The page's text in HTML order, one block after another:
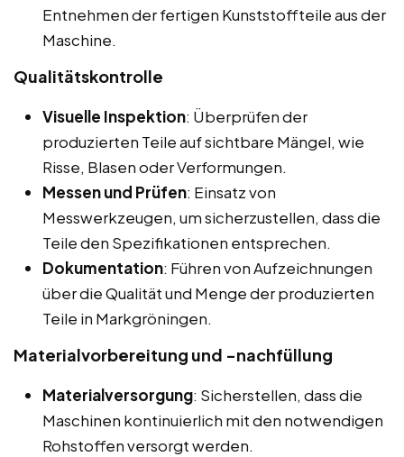
Entnehmen der fertigen Kunststoffteile aus der
Maschine.
Qualitätskontrolle
Visuelle Inspektion: Überprüfen der
produzierten Teile auf sichtbare Mängel, wie
Risse, Blasen oder Verformungen.
Messen und Prüfen: Einsatz von
Messwerkzeugen, um sicherzustellen, dass die
Teile den Spezifikationen entsprechen.
Dokumentation: Führen von Aufzeichnungen
über die Qualität und Menge der produzierten
Teile in Markgröningen.
Materialvorbereitung und -nachfüllung
Materialversorgung: Sicherstellen, dass die
Maschinen kontinuierlich mit den notwendigen
Rohstoffen versorgt werden.